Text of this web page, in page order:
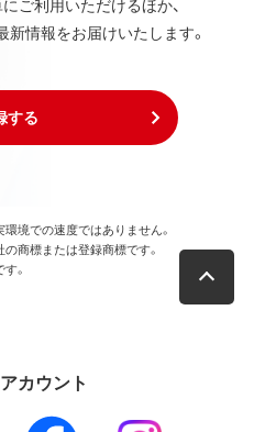
情報をお届けいたします。
する
境での速度ではありません。
商標または登録商標です。
。
カウント